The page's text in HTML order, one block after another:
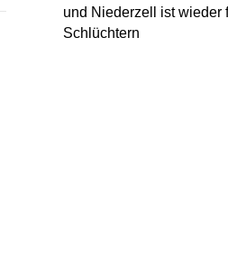
und Niederzell ist wieder
Schlüchtern